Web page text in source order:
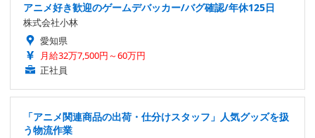
アニメ好き歓迎のゲームデバッカー/バグ確認/年休125日
株式会社小林
愛知県
月給32万7,500円～60万円
正社員
「アニメ関連商品の出荷・仕分けスタッフ」人気グッズを扱
う物流作業